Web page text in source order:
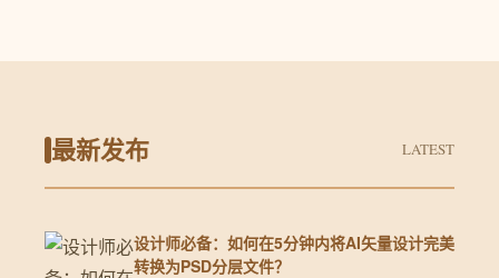
最新发布 LATEST
设计师必备：如何在5分钟内将AI矢量设计完美
转换为PSD分层文件？